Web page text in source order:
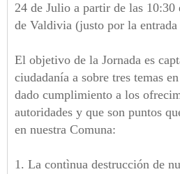
24 de Julio a partir de las 10:30
de Valdivia (justo por la
El objetivo de la Jornada es
ciudadanía a sobre tres temas
dado cumplimiento a los
autoridades y que son puntos
en nuestra Comuna:
1. La contìnua destrucción de